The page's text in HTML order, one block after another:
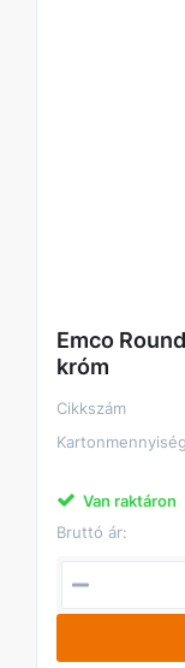
Emco
króm
Cikkszám
Kartonmennyiség
Van raktáron
Bruttó ár: